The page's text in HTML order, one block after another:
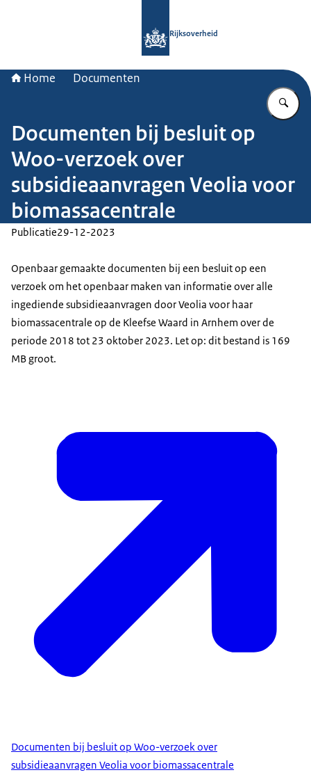
Rijksoverheid
Home Documenten
Documenten bij besluit op
Woo-verzoek over
subsidieaanvragen Veolia voor
biomassacentrale
Publicatie29-12-2023
Openbaar gemaakte documenten bij een besluit op een
verzoek om het openbaar maken van informatie over alle
ingediende subsidieaanvragen door Veolia voor haar
biomassacentrale op de Kleefse Waard in Arnhem over de
periode 2018 tot 23 oktober 2023. Let op: dit bestand is 169
MB groot.
Documenten bij besluit op Woo-verzoek over
subsidieaanvragen Veolia voor biomassacentrale